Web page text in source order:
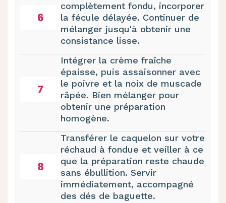
6
complètement fondu, incorporer
la fécule délayée. Continuer de
mélanger jusqu'à obtenir une
consistance lisse.
7
Intégrer la crème fraîche
épaisse, puis assaisonner avec
le poivre et la noix de muscade
râpée. Bien mélanger pour
obtenir une préparation
homogène.
8
Transférer le caquelon sur votre
réchaud à fondue et veiller à ce
que la préparation reste chaude
sans ébullition. Servir
immédiatement, accompagné
des dés de baguette.